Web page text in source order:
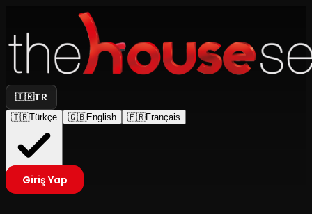
🇹🇷TR
🇹🇷Türkçe 🇬🇧English 🇫🇷Français
Giriş Yap